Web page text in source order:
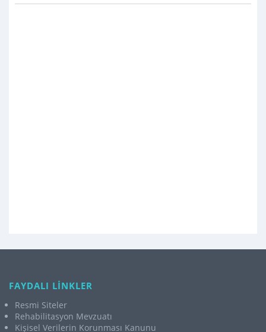
FAYDALI LİNKLER
Resmi Siteler
Rehabilitasyon Mevzuatı
Kişisel Verilerin Korunması Kanunu